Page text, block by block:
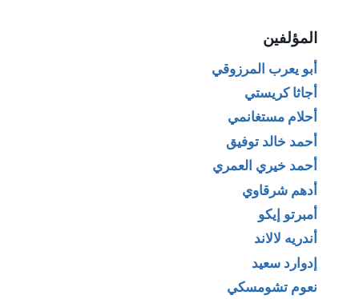
المؤلفين
أبو يعرب المرزوقي
أجاثا كريستي
أحلام مستغانمي
أحمد خالد توفيق
أحمد خيري العمري
أدهم شرقاوي
أمبرتو إيكو
أندريه لالاند
إدوارد سعيد
نعوم تشومسكي